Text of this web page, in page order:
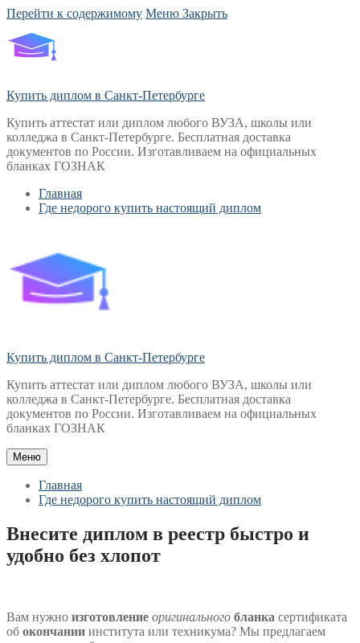
Перейти к содержимому Меню Закрыть
Купить диплом в Санкт-Петербурге
Купить аттестат или диплом любого ВУЗА, школы или
колледжа в Санкт-Петербурге. Бесплатная доставка
документов по России. Изготавливаем на официальных
бланках ГОЗНАК
Главная
Где недорого купить настоящий диплом
Купить диплом в Санкт-Петербурге
Купить аттестат или диплом любого ВУЗА, школы или
колледжа в Санкт-Петербурге. Бесплатная доставка
документов по России. Изготавливаем на официальных
бланках ГОЗНАК
Меню
Главная
Где недорого купить настоящий диплом
Внесите диплом в реестр быстро и
удобно без хлопот
Вам нужно изготовление оригинального бланка сертификата
об окончании института или техникума? Мы предлагаем